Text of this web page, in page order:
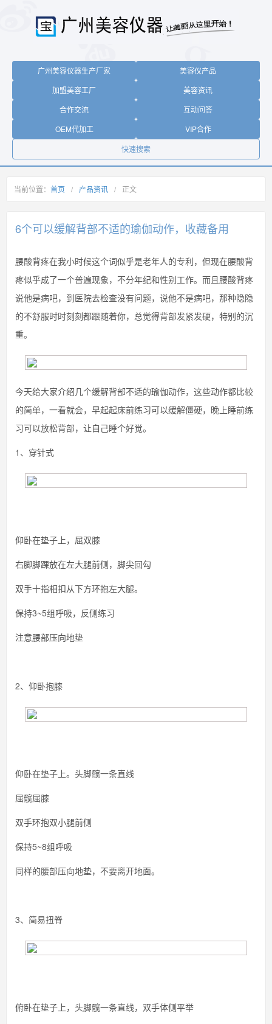
广州美容仪器生产厂家
美容仪产品
加盟美容工厂
美容资讯
合作交流
互动问答
OEM代加工
VIP合作
快速搜索
当前位置： 首页 / 产品资讯 / 正文
6个可以缓解背部不适的瑜伽动作，收藏备用
腰酸背疼在我小时候这个词似乎是老年人的专利，但现在腰酸背
疼似乎成了一个普遍现象，不分年纪和性别工作。而且腰酸背疼
说他是病吧，到医院去检查没有问题，说他不是病吧，那种隐隐
的不舒服时时刻刻都跟随着你，总觉得背部发紧发硬，特别的沉
重。
今天给大家介绍几个缓解背部不适的瑜伽动作，这些动作都比较
的简单，一看就会，早起起床前练习可以缓解僵硬，晚上睡前练
习可以放松背部，让自己睡个好觉。
1、穿针式
仰卧在垫子上，屈双膝
右脚脚踝放在左大腿前侧，脚尖回勾
双手十指相扣从下方环抱左大腿。
保持3~5组呼吸，反侧练习
注意腰部压向地垫
2、仰卧抱膝
仰卧在垫子上。头脚髋一条直线
屈髋屈膝
双手环抱双小腿前侧
保持5~8组呼吸
同样的腰部压向地垫，不要离开地面。
3、简易扭脊
俯卧在垫子上，头脚髋一条直线，双手体侧平举